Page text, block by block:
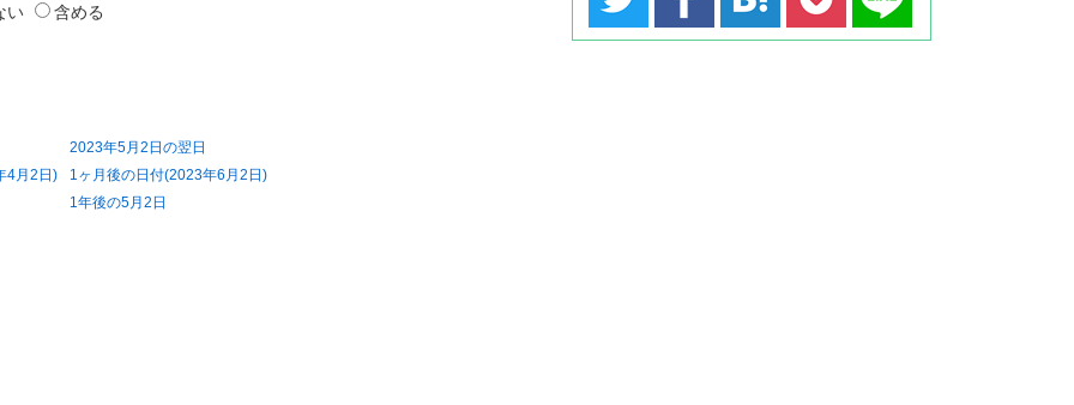
い 含める
2023年5月2日の翌日
4月2日)
1ヶ月後の日付(2023年6月2日)
1年後の5月2日